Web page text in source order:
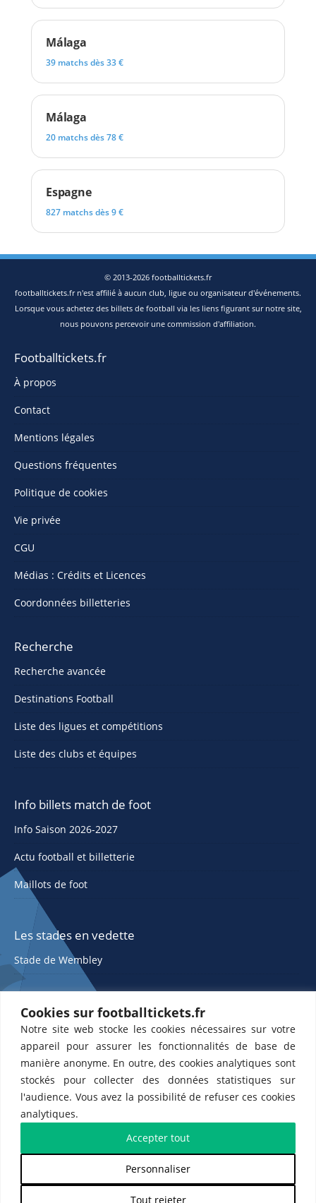
Cookies sur footballtickets.fr
Notre site web stocke les cookies nécessaires sur votre
appareil pour assurer les fonctionnalités de base de
manière anonyme. En outre, des cookies analytiques sont
stockés pour collecter des données statistiques sur
l'audience. Vous avez la possibilité de refuser ces cookies
analytiques.
Personnaliser
Tout rejeter
Accepter tout
Málaga
39 matchs dès 33 €
Málaga
20 matchs dès 78 €
Espagne
827 matchs dès 9 €
© 2013-2026 footballtickets.fr
footballtickets.fr n'est affilié à aucun club, ligue ou organisateur d'événements.
Lorsque vous achetez des billets de football via les liens figurant sur notre site,
nous pouvons percevoir une commission d'affiliation.
Footballtickets.fr
À propos
Contact
Mentions légales
Questions fréquentes
Politique de cookies
Vie privée
CGU
Médias : Crédits et Licences
Coordonnées billetteries
Recherche
Recherche avancée
Destinations Football
Liste des ligues et compétitions
Liste des clubs et équipes
Info billets match de foot
Info Saison 2026-2027
Actu football et billetterie
Maillots de foot
Les stades en vedette
Stade de Wembley
ETTS 365 SL, Rambla de Catalunya 38, 8, 1, 08007 Barcelone, Espagne |
Partenaires de l'US Changé 53 💙et de l'US Bretons de Paris 🤍
𝕏